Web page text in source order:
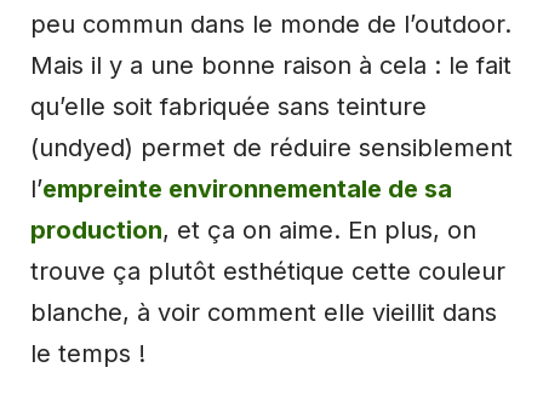
peu commun dans le monde de l’outdoor.
Mais il y a une bonne raison à cela : le fait
qu’elle soit fabriquée sans teinture
(undyed) permet de réduire sensiblement
l’empreinte environnementale de sa
production, et ça on aime. En plus, on
trouve ça plutôt esthétique cette couleur
blanche, à voir comment elle vieillit dans
le temps !